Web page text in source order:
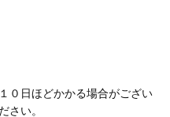
０日ほどかかる場合がござい
さい。